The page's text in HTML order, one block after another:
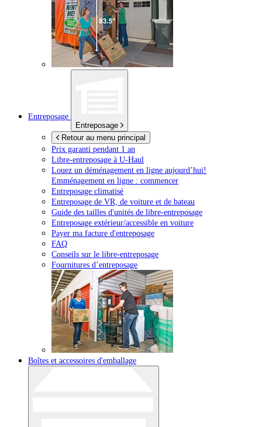
Entreposage
Entreposage
Retour au menu principal
Prix garanti pendant 1 an
Libre-entreposage à U-Haul
Louez un déménagement en ligne aujourd’hui!
Emménagement en ligne : commencer
Entreposage climatisé
Entreposage de VR, de voiture et de bateau
Guide des tailles d'unités de libre-entreposage
Entreposage extérieur/accessible en voiture
Payer ma facture d'entreposage
FAQ
Conseils sur le libre-entreposage
Fournitures d’entreposage
Boîtes et accessoires d'emballage